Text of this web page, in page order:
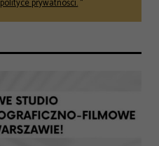
polityce prywatności.*